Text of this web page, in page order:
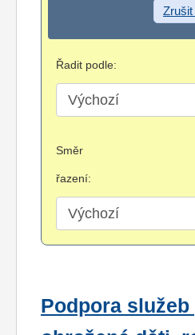
Řadit podle:
Směr
řazení:
Podpora služeb